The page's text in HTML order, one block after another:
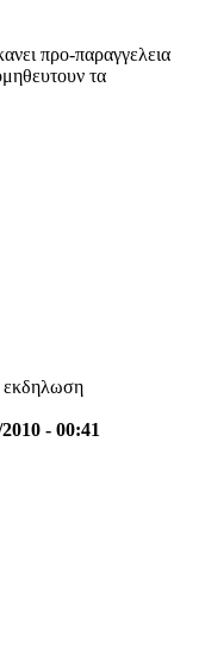
προ-παραγγελεια
τα
εκδηλωση
- 00:41